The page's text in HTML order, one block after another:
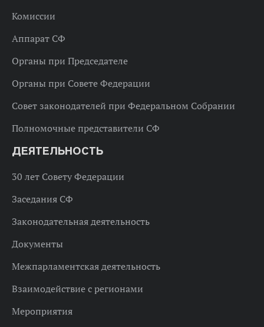
Комиссии
Аппарат СФ
Органы при Председателе
Органы при Совете Федерации
Совет законодателей при Федеральном Собрании
Полномочные представители СФ
ДЕЯТЕЛЬНОСТЬ
30 лет Совету Федерации
Заседания СФ
Законодательная деятельность
Документы
Межпарламентская деятельность
Взаимодействие с регионами
Мероприятия